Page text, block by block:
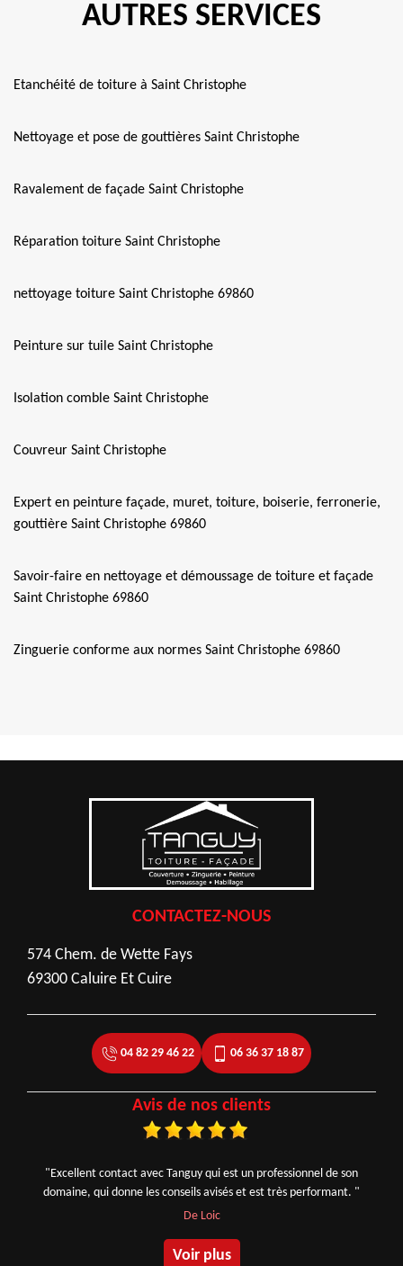
AUTRES SERVICES
Etanchéité de toiture à Saint Christophe
Nettoyage et pose de gouttières Saint Christophe
Ravalement de façade Saint Christophe
Réparation toiture Saint Christophe
nettoyage toiture Saint Christophe 69860
Peinture sur tuile Saint Christophe
Isolation comble Saint Christophe
Couvreur Saint Christophe
Expert en peinture façade, muret, toiture, boiserie, ferronerie,
gouttière Saint Christophe 69860
Savoir-faire en nettoyage et démoussage de toiture et façade
Saint Christophe 69860
Zinguerie conforme aux normes Saint Christophe 69860
CONTACTEZ-NOUS
574 Chem. de Wette Fays
69300 Caluire Et Cuire
04 82 29 46 22 06 36 37 18 87
Avis de nos clients
"Excellent contact avec Tanguy qui est un professionnel de son
domaine, qui donne les conseils avisés et est très performant. "
De Loic
Voir plus